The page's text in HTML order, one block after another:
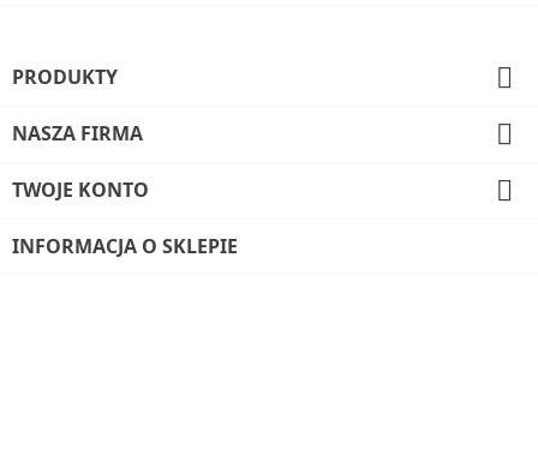
PRODUKTY 
NASZA FIRMA 
TWOJE KONTO 
INFORMACJA O SKLEPIE